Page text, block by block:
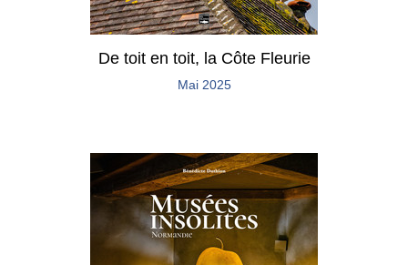
De toit en toit, la Côte Fleurie
Mai 2025